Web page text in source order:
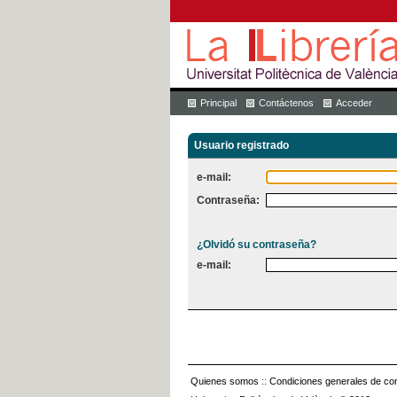
Principal Contáctenos Acceder
Usuario registrado
e-mail:
Contraseña:
¿Olvidó su contraseña?
e-mail:
Quienes somos :: Condiciones generales de